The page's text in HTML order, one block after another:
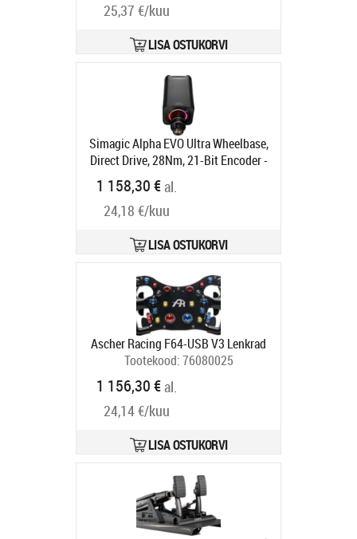
25,37 €/kuu
LISA OSTUKORVI
Simagic Alpha EVO Ultra Wheelbase,
Direct Drive, 28Nm, 21-Bit Encoder -
schwarz Tootekood:
Tarneaeg 6-9 tp
1 158,30 €al.
24,18 €/kuu
LISA OSTUKORVI
Ascher Racing F64-USB V3 Lenkrad
Tootekood:76080025
1 156,30 €al.
24,14 €/kuu
LISA OSTUKORVI